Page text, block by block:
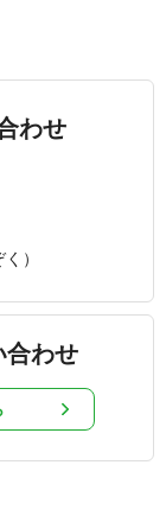
わせ
）
合わせ